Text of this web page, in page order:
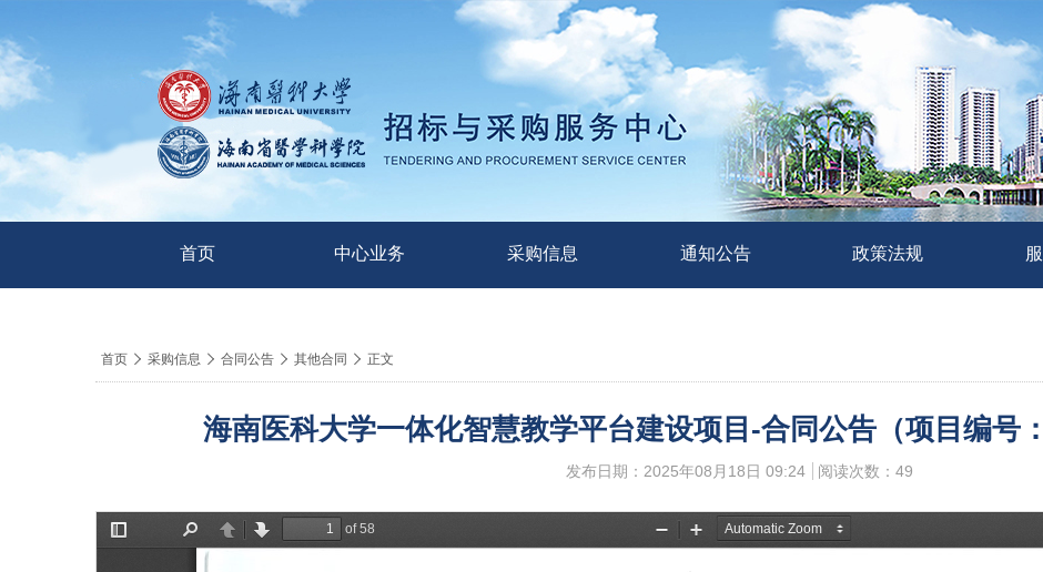
首页 中心业务 采购信息 通知公告 政策法规
导
航
首页  采购信息  合同公告  其他合同  正文
海南医科大学一体化智慧教学平台建设项目-合同公告（项目编号
发布日期：2025年08月18日 09:24 阅读次数： 49